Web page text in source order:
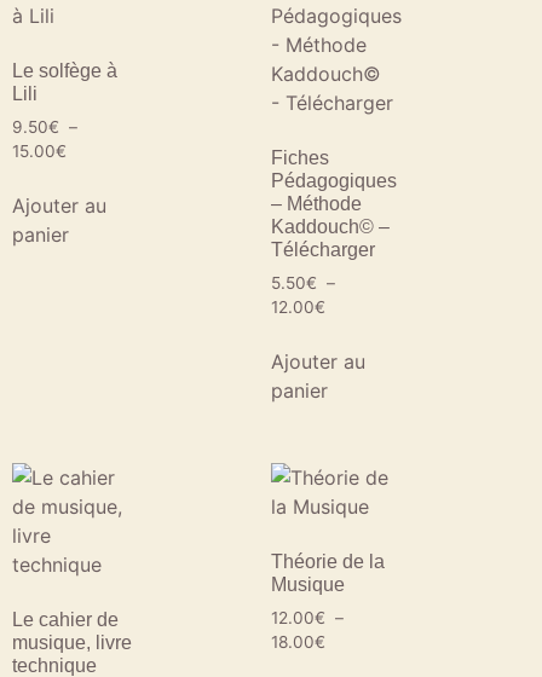
Le solfège à
Lili
9.50€ –
15.00€
Ajouter au
panier
Fiches
Pédagogiques
– Méthode
Kaddouch© –
Télécharger
5.50€ –
12.00€
Ajouter au
panier
Le cahier de
musique, livre
technique
Théorie de la
Musique
12.00€ –
18.00€